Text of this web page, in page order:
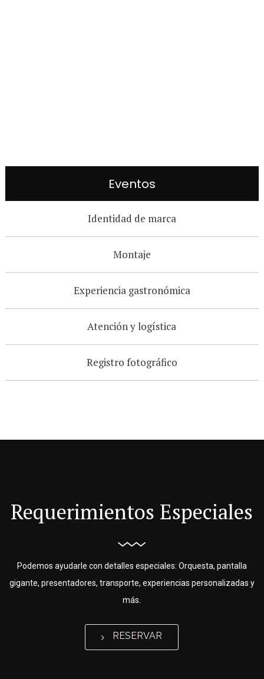
Eventos
Identidad de marca
Montaje
Experiencia gastronómica
Atención y logística
Registro fotográfico
Requerimientos Especiales
Podemos ayudarle con detalles especiales: Orquesta, pantalla
gigante, presentadores, transporte, experiencias personalizadas y
más.
RESERVAR